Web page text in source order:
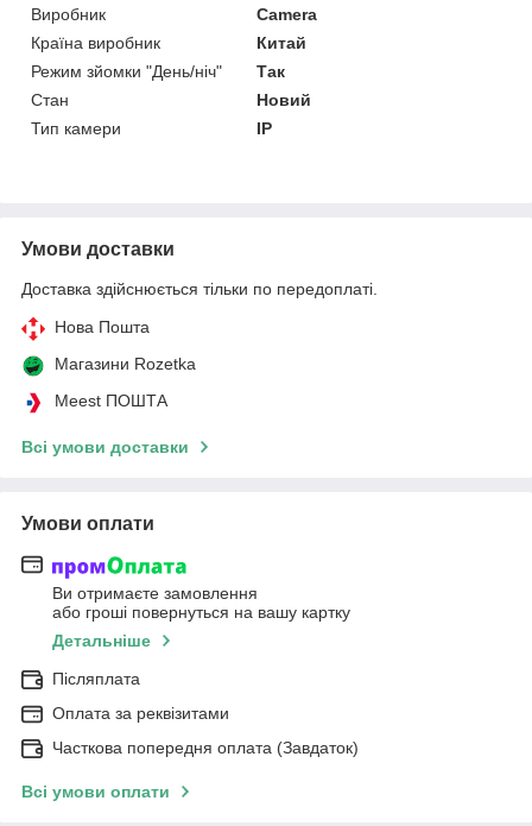
Виробник
Camera
Країна виробник
Китай
Режим зйомки "День/ніч"
Так
Стан
Новий
Тип камери
IP
Умови доставки
Доставка здійснюється тільки по передоплаті.
Нова Пошта
Магазини Rozetka
Meest ПОШТА
Всі умови доставки
Умови оплати
Ви отримаєте замовлення
або гроші повернуться на вашу картку
Детальніше
Післяплата
Оплата за реквізитами
Часткова попередня оплата (Завдаток)
Всі умови оплати